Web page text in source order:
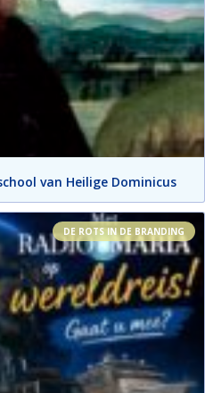
van Heilige Dominicus
DE ROTS IN DE BRANDING